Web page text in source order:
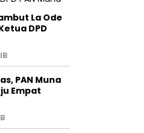
La Ode
DPD
PAN Muna
Empat